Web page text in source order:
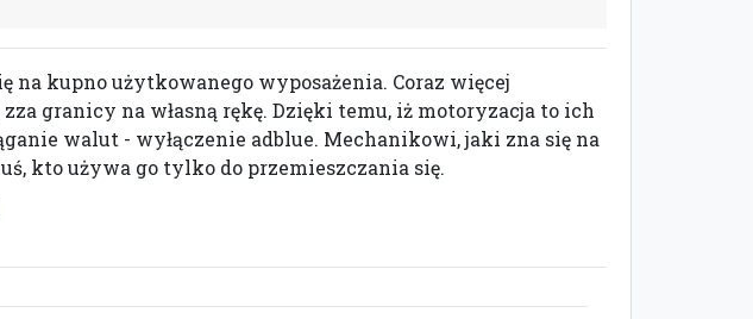
na kupno użytkowanego wyposażenia. Coraz więcej
granicy na własną rękę. Dzięki temu, iż motoryzacja to ich
walut - wyłączenie adblue. Mechanikowi, jaki zna się na
kto używa go tylko do przemieszczania się.